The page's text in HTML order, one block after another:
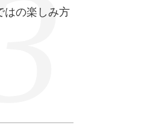
はの楽しみ方